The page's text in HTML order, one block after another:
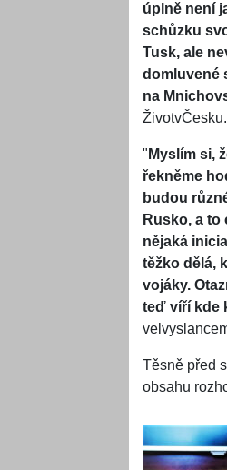
úplně není
schůzku
Tusk, ale
domluvené
na
" Myslím si,
řekněme
budou
Rusko, a to
nějaká
těžko dělá,
vojáky.
teď víří kde
Těsně před
obsahu